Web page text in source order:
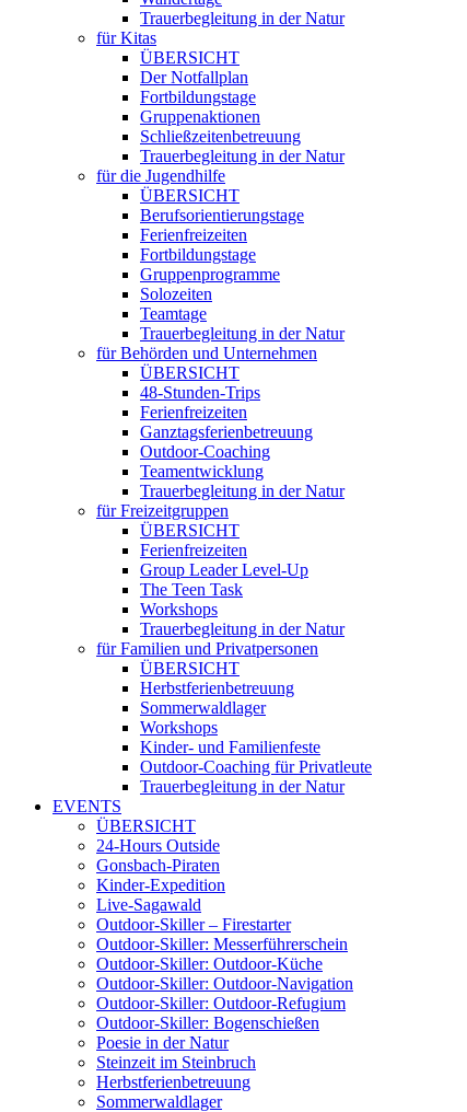
Trauerbegleitung in der Natur
für Kitas
ÜBERSICHT
Der Notfallplan
Fortbildungstage
Gruppenaktionen
Schließzeitenbetreuung
Trauerbegleitung in der Natur
für die Jugendhilfe
ÜBERSICHT
Berufsorientierungstage
Ferienfreizeiten
Fortbildungstage
Gruppenprogramme
Solozeiten
Teamtage
Trauerbegleitung in der Natur
für Behörden und Unternehmen
ÜBERSICHT
48-Stunden-Trips
Ferienfreizeiten
Ganztagsferienbetreuung
Outdoor-Coaching
Teamentwicklung
Trauerbegleitung in der Natur
für Freizeitgruppen
ÜBERSICHT
Ferienfreizeiten
Group Leader Level-Up
The Teen Task
Workshops
Trauerbegleitung in der Natur
für Familien und Privatpersonen
ÜBERSICHT
Herbstferienbetreuung
Sommerwaldlager
Workshops
Kinder- und Familienfeste
Outdoor-Coaching für Privatleute
Trauerbegleitung in der Natur
EVENTS
ÜBERSICHT
24-Hours Outside
Gonsbach-Piraten
Kinder-Expedition
Live-Sagawald
Outdoor-Skiller – Firestarter
Outdoor-Skiller: Messerführerschein
Outdoor-Skiller: Outdoor-Küche
Outdoor-Skiller: Outdoor-Navigation
Outdoor-Skiller: Outdoor-Refugium
Outdoor-Skiller: Bogenschießen
Poesie in der Natur
Steinzeit im Steinbruch
Herbstferienbetreuung
Sommerwaldlager